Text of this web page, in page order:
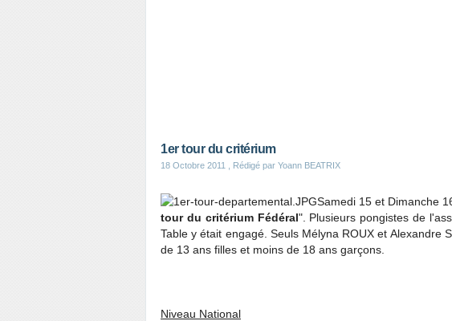
1er tour du critérium
18 Octobre 2011 , Rédigé par Yoann BEATRIX
Samedi 15 et Dimanche
tour du critérium Fédéral". Plusieurs pongistes de
Table y était engagé. Seuls Mélyna ROUX et Alexandre
de 13 ans filles et moins de 18 ans garçons.
Niveau National